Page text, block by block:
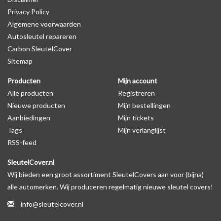
productfoto te kijken of er een logo zichtbaar is.
Levering
Voor 16:00 besteld = Dezelfde dag verzonden
Verzending naar België: 1/3 werkdagen
Specificaties
Merk: SleutelCover
Geschikt voor: Hyundai
Gewicht: 20g
Materiaal: Siliconen
Geschikt voor o.a. de volgende modellen:
* Afhankelijk van het bouwjaar
voorbeeld in de productfoto's
Privacy Policy
Algemene voorwaarden
Autosleutel repareren
Carbon SleutelCover
Sitemap
Producten
Alle producten
Nieuwe producten
Aanbiedingen
Tags
RSS-feed
Mijn account
Registreren
Mijn bestellingen
Mijn tickets
Mijn verlanglijst
SleutelCover.nl
Wij bieden een groot assortiment SleutelCovers aan voor (bijna)
alle automerken. Wij produceren regelmatig nieuwe sleutel covers!
info@sleutelcover.nl